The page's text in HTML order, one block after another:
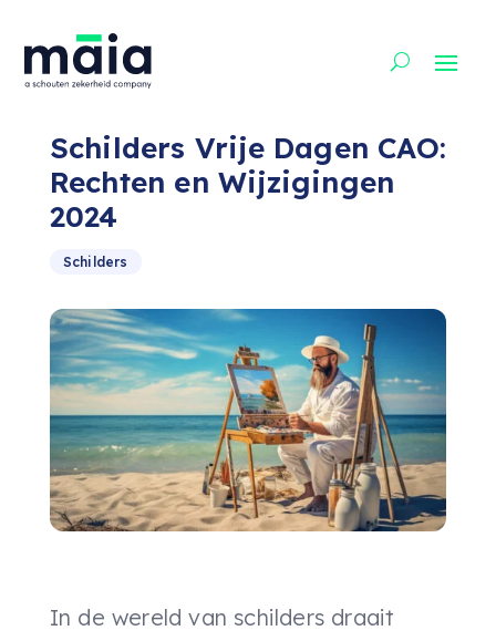
Schilders Vrije Dagen CAO:
Rechten en Wijzigingen
2024
Schilders
In de wereld van schilders draait